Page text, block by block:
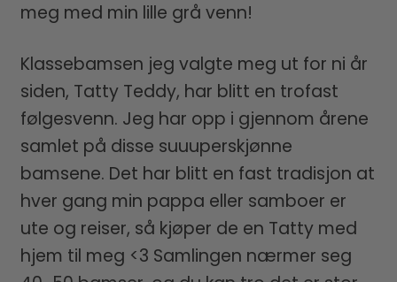
meg med min lille grå venn!
Klassebamsen jeg valgte meg ut for ni år
siden, Tatty Teddy, har blitt en trofast
følgesvenn. Jeg har opp i gjennom årene
samlet på disse suuuperskjønne
bamsene. Det har blitt en fast tradisjon at
hver gang min pappa eller samboer er
ute og reiser, så kjøper de en Tatty med
hjem til meg <3 Samlingen nærmer seg